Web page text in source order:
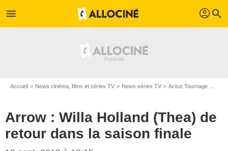
menu profil search
Accueil News cinéma, films et séries TV News séries TV Actus Tournage Séries TV
Arrow : Willa Holland (Thea) de
retour dans la saison finale